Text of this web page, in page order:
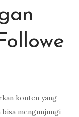
konten yang
bisa mengunjungi